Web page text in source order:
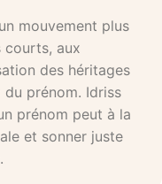
mouvement plus
courts, aux
des héritages
prénom. Idriss
prénom peut à la
et sonner juste